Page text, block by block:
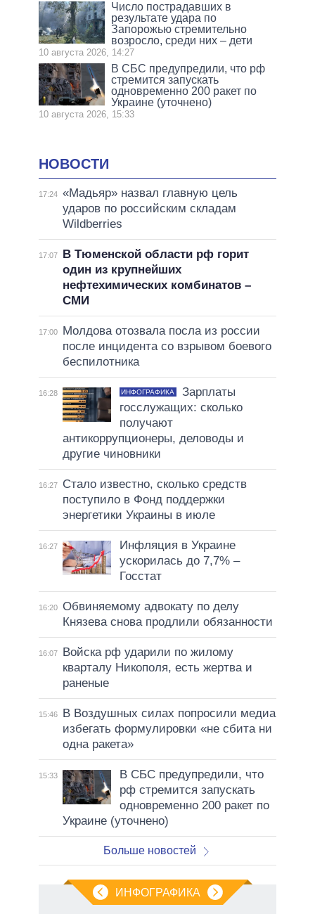
Число пострадавших в
результате удара по
Запорожью стремительно
возросло, среди них – дети
10 августа 2026, 14:27
В СБС предупредили, что рф
стремится запускать
одновременно 200 ракет по
Украине (уточнено)
10 августа 2026, 15:33
НОВОСТИ
17:24 «Мадьяр» назвал главную цель
ударов по российским складам
Wildberries
17:07
В Тюменской области рф горит
один из крупнейших
нефтехимических комбинатов –
СМИ
17:00
Молдова отозвала посла из россии
после инцидента со взрывом боевого
беспилотника
16:28 ИНФОГРАФИКА
Зарплаты
госслужащих: сколько
получают
антикоррупционеры, деловоды и
другие чиновники
16:27
Стало известно, сколько средств
поступило в Фонд поддержки
энергетики Украины в июле
16:27
Инфляция в Украине
ускорилась до 7,7% –
Госстат
16:20 Обвиняемому адвокату по делу
Князева снова продлили обязанности
16:07
Войска рф ударили по жилому
кварталу Никополя, есть жертва и
раненые
15:46
В Воздушных силах попросили медиа
избегать формулировки «не сбита ни
одна ракета»
15:33
В СБС предупредили, что
рф стремится запускать
одновременно 200 ракет по
Украине (уточнено)
Больше новостей
ИНФОГРАФИКА